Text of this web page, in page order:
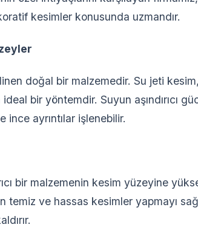
kesimler konusunda uzmandır.
doğal bir malzemedir. Su jeti
bir yöntemdir. Suyun aşındırıcı
ince ayrıntılar işlenebilir.
bir malzemenin kesim yüzeyine
temiz ve hassas kesimler yapmayı